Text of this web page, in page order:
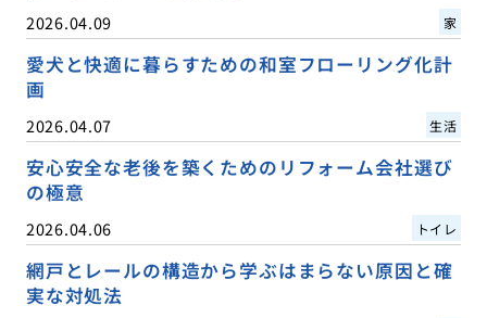
2026.04.09 家
愛犬と快適に暮らすための和室フローリング化計
画
2026.04.07 生活
安心安全な老後を築くためのリフォーム会社選び
の極意
2026.04.06 トイレ
網戸とレールの構造から学ぶはまらない原因と確
実な対処法